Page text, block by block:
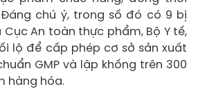
chú ý, trong số đó có 9 bị
An toàn thực phẩm, Bộ Y tế,
lộ để cấp phép cơ sở sản xuất
GMP và lập khống trên 300
hàng hóa.